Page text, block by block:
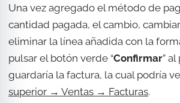
Una vez agregado el método de
cantidad pagada, el cambio,
eliminar la línea añadida con la
pulsar el botón verde “Confirmar”
guardaría la factura, la cual podría
superior → Ventas → Facturas.